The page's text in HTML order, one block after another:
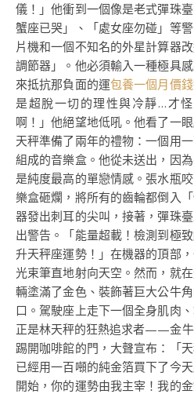
儀！」他衝到一個像是老式彈珠
蟹座已哭」、「處女座勿碰」等
片機和一個不知名的外星計算器
調節器」。他必須輸入一種極具
來抵抗那負面的運包養一個月價錢
是超脫一切的理性與冷靜…才
啊！」他絕望地低吼。他看了一
天秤準備了兩年的禮物：一個用
組成的音樂盒。他從未送出，因
是純度最高的單戀情感。張水瓶
樂盒砸爛，將所有的齒輪都倒入
器發出刺耳的尖叫，接著，彈珠
出警告。「能量超載！檢測到極
升天秤座運勢！」在機器的頂部
光束筆直地射向天空。然而，就
輛塗滿了金色、裝飾著巨大公牛
口。駕駛座上走下一個全身肌肉
正是林天秤的狂熱追求者——金
踢開咖啡館的門，大聲宣布：「
已經用一百噸的純金箔買下了今
開始，你的運勢由我主宰！我的